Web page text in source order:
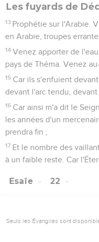
Les fuyards de
13 Prophétie sur l'Arabie.
en Arabie, troupes
14 Venez apporter de
pays de Théma. Venez
15 Car ils s'enfuient
devant l'arc tendu,
16 Car ainsi m'a dit le
les années d'un
prendra fin ;
17 Et le nombre des
à un faible reste. Car
Esaïe 22
Seuls les Évangiles sont